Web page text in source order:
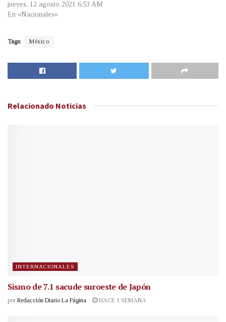
jueves, 12 agosto 2021 6:53 AM
En «Nacionales»
Tags: México
Relacionado Noticias
INTERNACIONALES
Sismo de 7.1 sacude suroeste de Japón
por Redacción Diario La Página HACE 1 SEMANA